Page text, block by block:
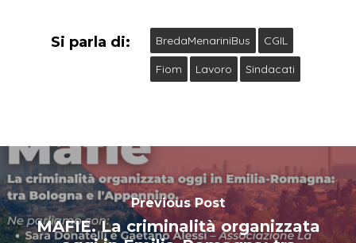
Si parla di: BredaMenariniBus
CGIL
Fiom
Lavoro Sindacati
Previous Post
MAFIE. La criminalità organizzata